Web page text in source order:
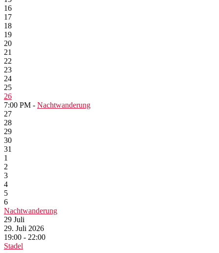
16
17
18
19
20
21
22
23
24
25
26
7:00 PM - Nachtwanderung
27
28
29
30
31
1
2
3
4
5
6
Nachtwanderung
29 Juli
29. Juli 2026
19:00 - 22:00
Stadel